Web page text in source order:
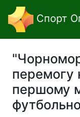
Спорт
перемогу
першому